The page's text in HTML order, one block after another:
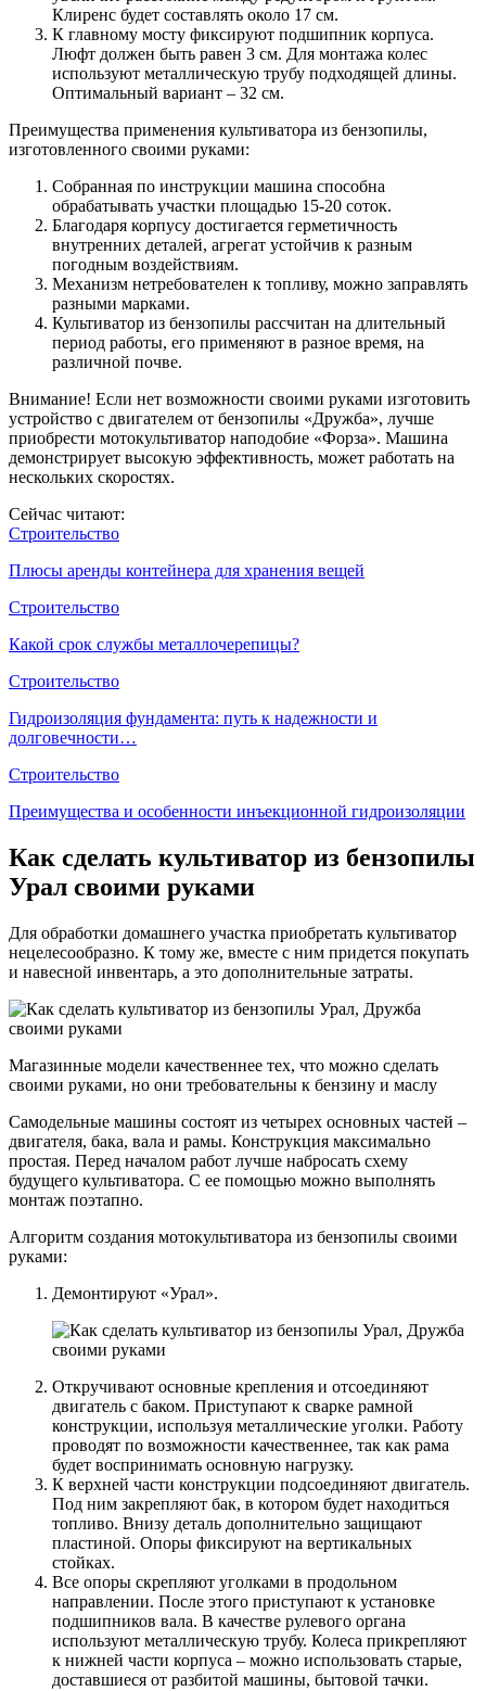
Клиренс будет составлять около 17 см.
К главному мосту фиксируют подшипник корпуса.
Люфт должен быть равен 3 см. Для монтажа колес
используют металлическую трубу подходящей длины.
Оптимальный вариант – 32 см.
Преимущества применения культиватора из бензопилы,
изготовленного своими руками:
Собранная по инструкции машина способна
обрабатывать участки площадью 15-20 соток.
Благодаря корпусу достигается герметичность
внутренних деталей, агрегат устойчив к разным
погодным воздействиям.
Механизм нетребователен к топливу, можно заправлять
разными марками.
Культиватор из бензопилы рассчитан на длительный
период работы, его применяют в разное время, на
различной почве.
Внимание! Если нет возможности своими руками изготовить
устройство с двигателем от бензопилы «Дружба», лучше
приобрести мотокультиватор наподобие «Форза». Машина
демонстрирует высокую эффективность, может работать на
нескольких скоростях.
Сейчас читают:
Строительство
Плюсы аренды контейнера для хранения вещей
Строительство
Какой срок службы металлочерепицы?
Строительство
Гидроизоляция фундамента: путь к надежности и
долговечности…
Строительство
Преимущества и особенности инъекционной гидроизоляции
Как сделать культиватор из бензопилы
Урал своими руками
Для обработки домашнего участка приобретать культиватор
нецелесообразно. К тому же, вместе с ним придется покупать
и навесной инвентарь, а это дополнительные затраты.
Магазинные модели качественнее тех, что можно сделать
своими руками, но они требовательны к бензину и маслу
Самодельные машины состоят из четырех основных частей –
двигателя, бака, вала и рамы. Конструкция максимально
простая. Перед началом работ лучше набросать схему
будущего культиватора. С ее помощью можно выполнять
монтаж поэтапно.
Алгоритм создания мотокультиватора из бензопилы своими
руками:
Демонтируют «Урал».
Откручивают основные крепления и отсоединяют
двигатель с баком. Приступают к сварке рамной
конструкции, используя металлические уголки. Работу
проводят по возможности качественнее, так как рама
будет воспринимать основную нагрузку.
К верхней части конструкции подсоединяют двигатель.
Под ним закрепляют бак, в котором будет находиться
топливо. Внизу деталь дополнительно защищают
пластиной. Опоры фиксируют на вертикальных
стойках.
Все опоры скрепляют уголками в продольном
направлении. После этого приступают к установке
подшипников вала. В качестве рулевого органа
используют металлическую трубу. Колеса прикрепляют
к нижней части корпуса – можно использовать старые,
доставшиеся от разбитой машины, бытовой тачки.